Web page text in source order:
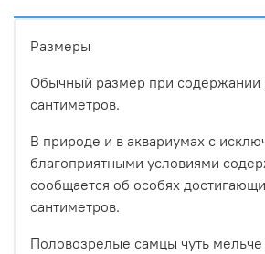
Размеры
Обычный размер при содержании
сантиметров.
В природе и в аквариумах с
благоприятными условиями
сообщается об особях
сантиметров.
Половозрелые самцы чуть мельче